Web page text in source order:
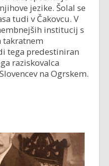
jezike. Šolal se
tudi v Čakovcu. V
institucij s
takratnem
tega predestiniran
raziskovalca
na Ogrskem.